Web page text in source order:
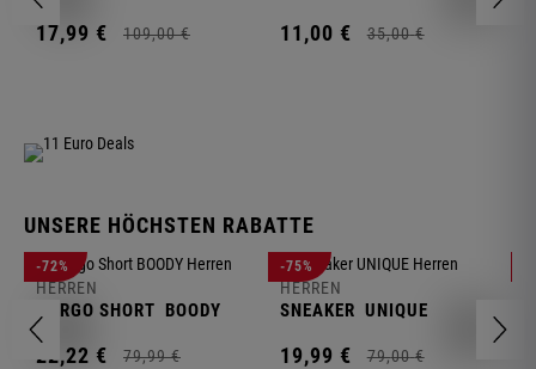
17,99 € 109,00 € 11,00 € 35,00 €
UNSERE HÖCHSTEN RABATTE
-72%
HERREN
CARGO SHORT BOODY
22,22 € 79,99 €
-75%
HERREN
SNEAKER UNIQUE
19,99 € 79,00 €